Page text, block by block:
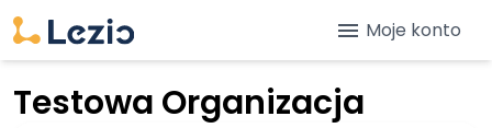
menu Moje konto
Testowa Organizacja